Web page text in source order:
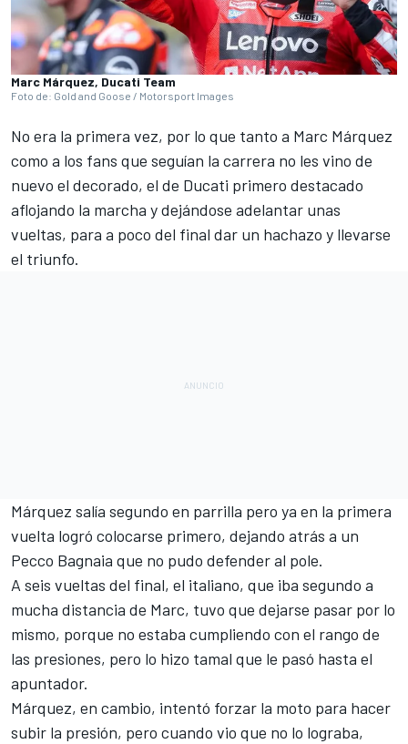
Marc Márquez, Ducati Team
Foto de: Gold and Goose / Motorsport Images
No era la primera vez, por lo que tanto a Marc Márquez
como a los fans que seguían la carrera no les vino de
nuevo el decorado, el de Ducati primero destacado
aflojando la marcha y dejándose adelantar unas
vueltas, para a poco del final dar un hachazo y llevarse
el triunfo.
Márquez salía segundo en parrilla pero ya en la primera
vuelta logró colocarse primero, dejando atrás a un
Pecco Bagnaia que no pudo defender al pole.
A seis vueltas del final, el italiano, que iba segundo a
mucha distancia de Marc, tuvo que dejarse pasar por lo
mismo, porque no estaba cumpliendo con el rango de
las presiones, pero lo hizo tamal que le pasó hasta el
apuntador.
Márquez, en cambio, intentó forzar la moto para hacer
subir la presión, pero cuando vio que no lo lograba,